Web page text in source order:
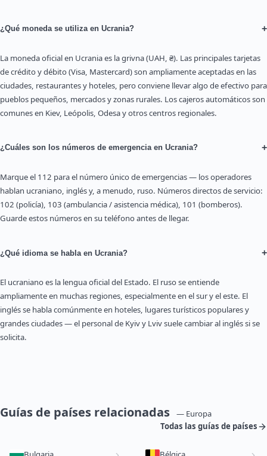
¿Qué moneda se utiliza en Ucrania? +
La moneda oficial en Ucrania es la grivna (UAH, ₴). Las principales tarjetas
de crédito y débito (Visa, Mastercard) son ampliamente aceptadas en las
ciudades, restaurantes y hoteles, pero conviene llevar algo de efectivo para
pueblos pequeños, mercados y zonas rurales. Los cajeros automáticos son
comunes en Kiev, Leópolis, Odesa y otros centros regionales.
¿Cuáles son los números de emergencia en Ucrania? +
Marque el 112 para el número único de emergencias — los operadores
hablan ucraniano, inglés y, a menudo, ruso. Números directos de servicio:
102 (policía), 103 (ambulancia / asistencia médica), 101 (bomberos).
Guarde estos números en su teléfono antes de llegar.
¿Qué idioma se habla en Ucrania? +
El ucraniano es la lengua oficial del Estado. El ruso se entiende
ampliamente en muchas regiones, especialmente en el sur y el este. El
inglés se habla comúnmente en hoteles, lugares turísticos populares y
grandes ciudades — el personal de Kyiv y Lviv suele cambiar al inglés si se
solicita.
Guías de países relacionadas
— Europa
Todas las guías de países